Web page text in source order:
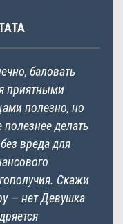
баловать
приятными
полезно, но
делать
вреда для
Скажи
— нет Девушка